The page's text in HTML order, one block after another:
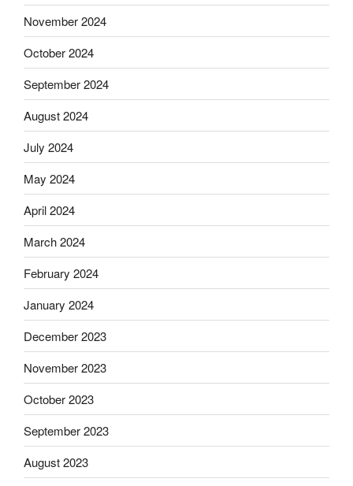
November 2024
October 2024
September 2024
August 2024
July 2024
May 2024
April 2024
March 2024
February 2024
January 2024
December 2023
November 2023
October 2023
September 2023
August 2023